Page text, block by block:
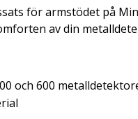
för armstödet på
av din
och 600